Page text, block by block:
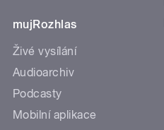
mujRozhlas
Živé vysílání
Audioarchiv
Podcasty
Mobilní aplikace